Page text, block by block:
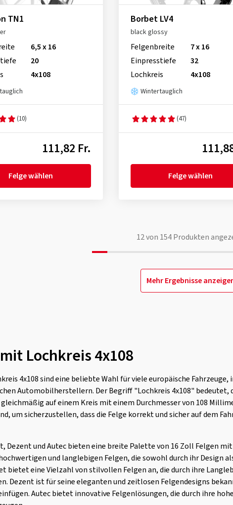
TN1
6,5 x 16
20
4x108
(10)
111,82 Fr.
Felge wählen
Borbet LV4
black glossy
Felgenbreite
7 x 16
Einpresstiefe
32
Lochkreis
4x108
Wintertauglich
(47)
Felge wählen
12von 154Produkten
Mehr Ergebnisse
Lochkreis 4x108
4x108 sind eine beliebte Wahl für viele europäische Fahrzeuge,
Automobilherstellern. Der Begriff "Lochkreis 4x108" bedeutet,
auf einem Kreis mit einem Durchmesser von 108
um sicherzustellen, dass die Felge korrekt und sicher auf dem
Dezent und Autec bieten eine breite Palette von 16 Zoll Felgen mit
und langlebigen Felgen, die sowohl durch ihr Design
bietet eine Vielzahl von stilvollen Felgen an, die durch ihre
Dezent ist für seine eleganten und zeitlosen Felgendesigns
Autec bietet innovative Felgenlösungen, die durch ihre